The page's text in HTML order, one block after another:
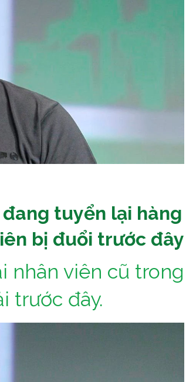
tuyển lại hàng
bị đuổi trước đây
nhân viên cũ trong
trước đây.